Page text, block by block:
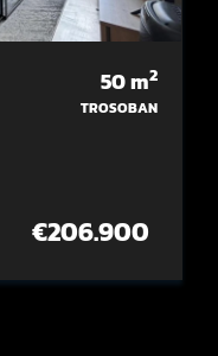
50m2
TROSOBAN
€206.900